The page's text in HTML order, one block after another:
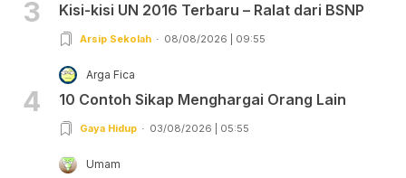
3 Kisi-kisi UN 2016 Terbaru – Ralat dari BSNP
Arsip Sekolah 08/08/2026 | 09:55
4
Arga Fica
10 Contoh Sikap Menghargai Orang Lain
Gaya Hidup 03/08/2026 | 05:55
Umam